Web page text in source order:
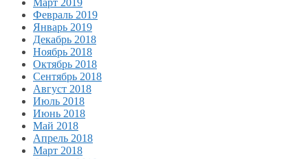
Март 2019
Февраль 2019
Январь 2019
Декабрь 2018
Ноябрь 2018
Октябрь 2018
Сентябрь 2018
Август 2018
Июль 2018
Июнь 2018
Май 2018
Апрель 2018
Март 2018